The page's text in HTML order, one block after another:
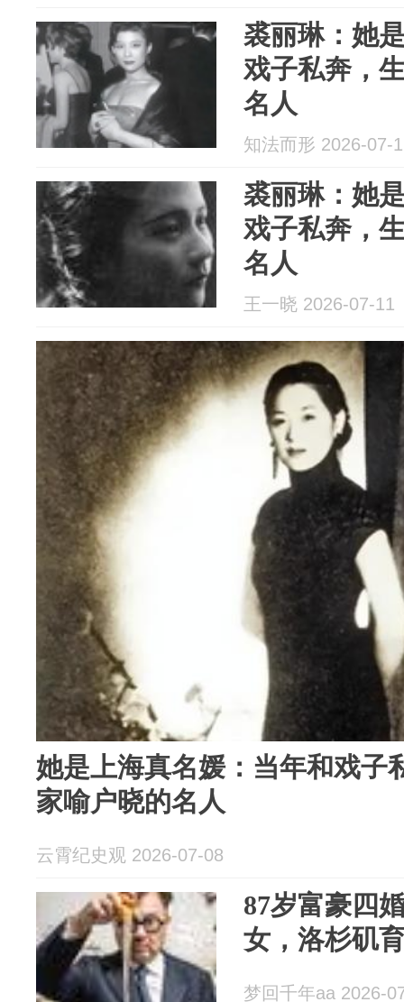
裘丽琳：她
戏子私奔，
名人
知法而形 2026-07-
裘丽琳：她
戏子私奔，
名人
王一晓 2026-07-11
她是上海真名媛：当年和戏子
家喻户晓的名人
云霄纪史观 2026-07-08
87岁富豪四
女，洛杉矶
梦回千年aa 2026-